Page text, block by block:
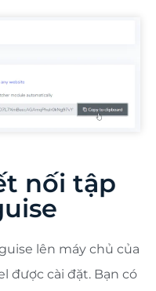
nối tập
lên máy chủ của
được cài đặt. Bạn có